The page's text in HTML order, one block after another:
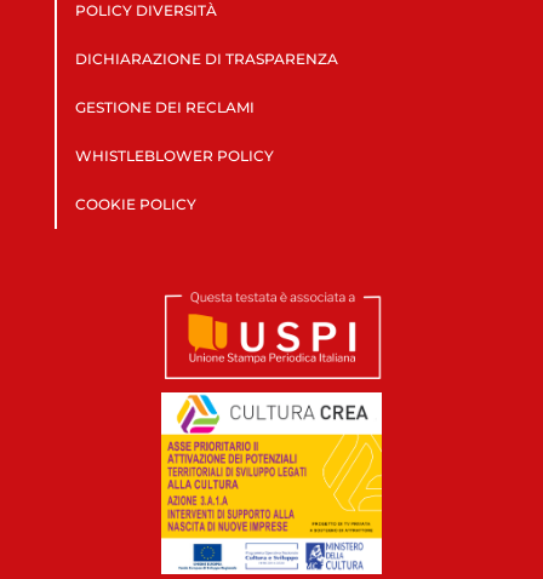
POLICY DIVERSITÀ
DICHIARAZIONE DI TRASPARENZA
GESTIONE DEI RECLAMI
WHISTLEBLOWER POLICY
COOKIE POLICY